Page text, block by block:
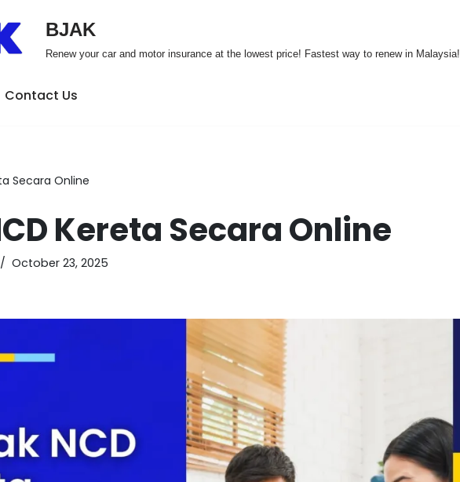
BJAK
Renew your car and motor insurance at the lowest price! Fastest way to renew in Malaysia!
Contact Us
Secara Online
Kereta Secara Online
October 23, 2025